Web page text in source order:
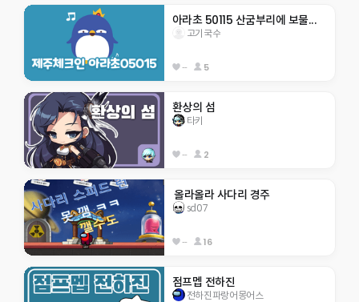
아라초 50115 산굼부리에 보물...
고기국수
-- 5
환상의 섬
타키
-- 2
올라올라 사다리 경주
sd07
-- 16
점프멥 전하진
전하진파랑어몽어스